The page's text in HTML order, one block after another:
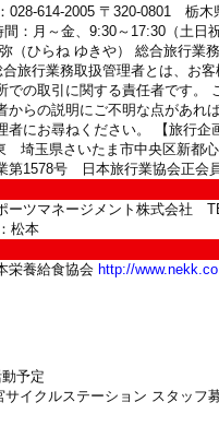
614-2005 〒320-0801 栃木
：月～金、9:30～17:30（土日
（ひらね ゆきや） 総合旅行業
旅行業務取扱管理者とは、お客
での取引に関する責任者です。
からの説明にご不明な点があれ
者にお尋ねください。 【旅行企
埼玉県さいたま市中央区新都
第1578号 日本旅行業協会正会
ーツマネージメント株式会社
松本
栄養給食協会 http://
予定
サイクルステーション スタッフ